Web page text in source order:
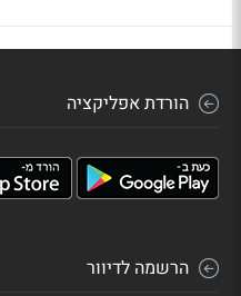
הורדת אפליקציה
הרשמה לדיוור